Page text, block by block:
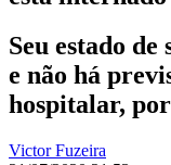
Seu estado de
e não há
hospitalar,
Victor Fuzeira